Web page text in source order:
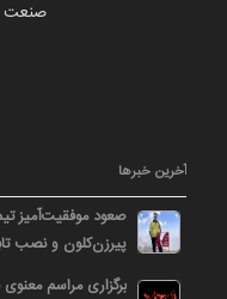
صنعت
آخرین خبرها
صعود موفقیت‌آمیز
پیرزن‌کلون و نصب
برگزاری مراسم